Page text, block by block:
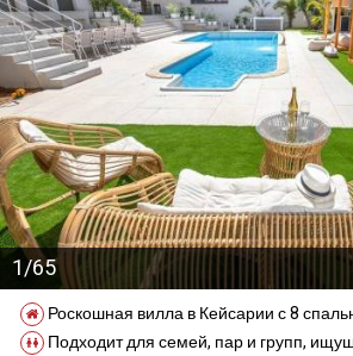
1/65
Роскошная вилла в Кейсарии с 8
Подходит для семей, пар и групп,